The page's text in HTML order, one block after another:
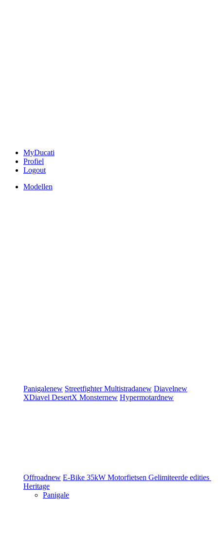
MyDucati
Profiel
Logout
Modellen
Panigalenew StreetfighterMultistradanew Diavelnew
XDiavel DesertX Monsternew Hypermotardnew
Offroadnew E-Bike 35kW Motorfietsen Gelimiteerde edities
Heritage
Panigale